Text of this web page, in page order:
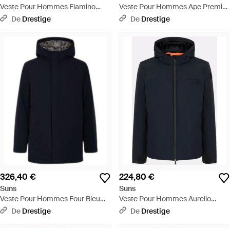
Veste Pour Hommes Flamino
Micro Noir - Noir
De Drestige
Veste Pour Hommes Ape Premier
Noir - Noir
De Drestige
326,40 €
Suns
Veste Pour Hommes Four Bleu
Fonce - Bleu
De Drestige
224,80 €
Suns
Veste Pour Hommes Aurelio
Velour Bleu Noir - Bleu
De Drestige